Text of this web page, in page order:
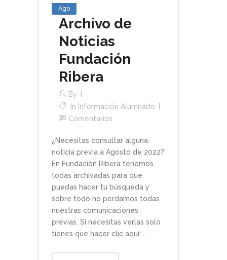
Ago
Archivo de
Noticias
Fundación
Ribera
By
In Información Alumnado
Comentarios
¿Necesitas consultar alguna
noticia previa a Agosto de 2022?
En Fundación Ribera tenemos
todas archivadas para que
puedas hacer tu búsqueda y
sobre todo no perdamos todas
nuestras comunicaciones
previas. Si necesitas verlas solo
tienes que hacer clic aquí: ...